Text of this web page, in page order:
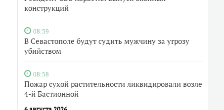
конструкций
08:59
В Севастополе будут судить мужчину за угрозу
убийством
08:58
Пожар сухой растительности ликвидировали возле
4-й Бастионной